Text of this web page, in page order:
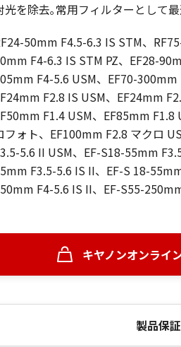
光を除去｡常用フィルターとして最
50mm F4.5-6.3 IS STM、
F4-6.3 IS STM PZ、EF28-
F4-5.6 USM、EF70-300mm
F2.8 IS USM、EF24mm
F1.4 USM、EF85mm
フォト、EF100mm F2.8 マクロ
5.6 II USM、EF-S18-55mm
F3.5-5.6 IS II、EF-S 18-
F4-5.6 IS II、EF-S55-
キヤノンオンライ
製品保